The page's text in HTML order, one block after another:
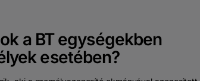
a BT egységekben
esetében?